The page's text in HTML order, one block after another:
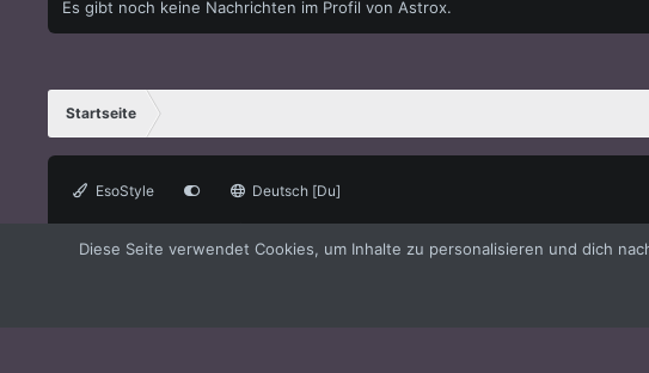
Es gibt noch keine Nachrichten im Profil von Astrox.
Startseite
EsoStyle Deutsch [Du]
®
Diese Seite verwendet Cookies, um Inhalte zu personalisieren und dich